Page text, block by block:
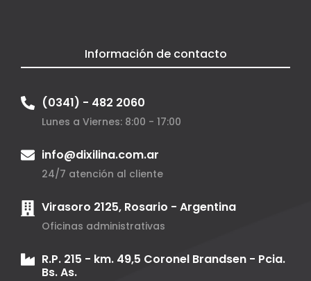
Información de contacto
(0341) - 482 2060
Lunes a Viernes: 8:00 - 17:00
info@dixilina.com.ar
24/7 atención al cliente
Virasoro 2125, Rosario - Argentina
Oficinas administrativas
R.P. 215 - km. 49,5 Coronel Brandsen - Pcia.
Bs. As.